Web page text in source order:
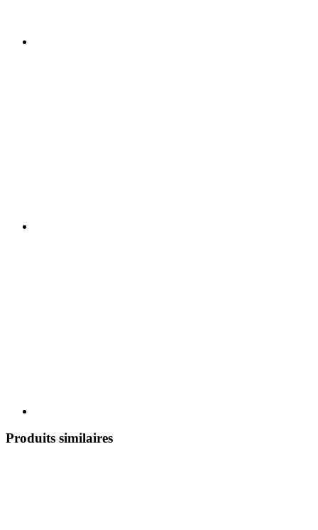
Produits similaires